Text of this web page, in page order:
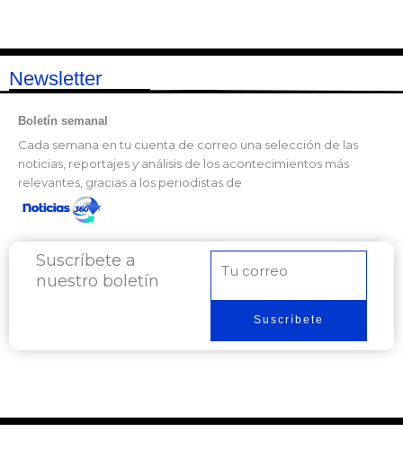
Newsletter
Boletín semanal
Cada semana en tu cuenta de correo una selección de las
noticias, reportajes y análisis de los acontecimientos más
relevantes, gracias a los periodistas de
Suscríbete a
nuestro boletín
electrónico
Suscríbete